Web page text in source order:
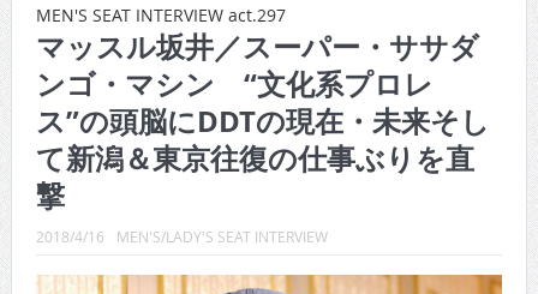
CINEMA×STYLE 288号
CINEMA×STYLE 287号
CINEMA×STYLE 286号
CINEMA×STYLE 285号
CINEMA×STYLE 294号
CINEMA×STYLE 293号
MEN'S SEAT INTERVIEW act.297
マッスル坂井／スーパー・ササダ
ンゴ・マシン “文化系プロレ
ス”の頭脳にDDTの現在・未来そし
て新潟＆東京往復の仕事ぶりを直
撃
2018/4/16 MEN'S/LADY'S SEAT INTERVIEW